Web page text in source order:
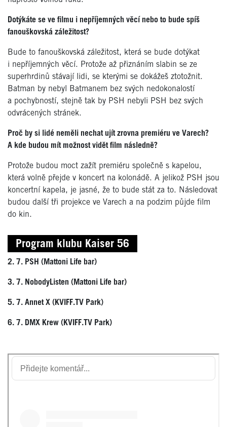
Dotýkáte se ve filmu i nepříjemných věcí nebo to bude spíš
fanouškovská záležitost?
Bude to fanouškovská záležitost, která se bude dotýkat
i nepříjemných věcí. Protože až přiznáním slabin se ze
superhrdinů stávají lidi, se kterými se dokážeš ztotožnit.
Batman by nebyl Batmanem bez svých nedokonalostí
a pochybností, stejně tak by PSH nebyli PSH bez svých
odvrácených stránek.
Proč by si lidé neměli nechat ujít zrovna premiéru ve Varech?
A kde budou mít možnost vidět film následně?
Protože budou moct zažít premiéru společně s kapelou,
která volně přejde v koncert na kolonádě. A jelikož PSH jsou
koncertní kapela, je jasné, že to bude stát za to. Následovat
budou další tři projekce ve Varech a na podzim půjde film
do kin.
Program klubu Kaiser 56
2. 7. PSH (Mattoni Life bar)
3. 7. NobodyListen (Mattoni Life bar)
5. 7. Annet X (KVIFF.TV Park)
6. 7. DMX Krew (KVIFF.TV Park)